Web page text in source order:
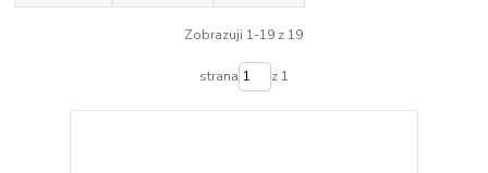
Zobrazuji 1-19 z 19
strana z 1